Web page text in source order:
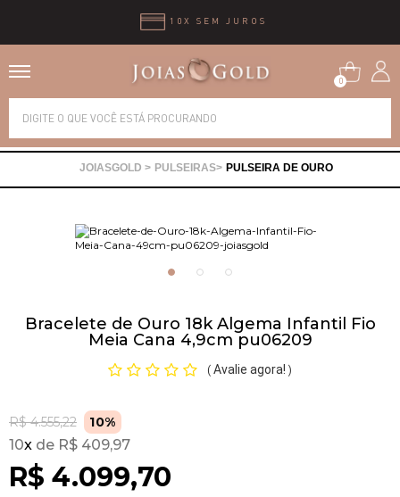
10X SEM JUROS
0
PULSEIRAS PULSEIRA DE OURO
Bracelete de Ouro 18k Algema Infantil Fio
Meia Cana 4,9cm pu06209
( Avalie agora! )
R$ 4.555,22 10%
R$ 4.099,70
10x R$ 409,97
Alianças
Brincos
Gargantilhas
Pulseiras